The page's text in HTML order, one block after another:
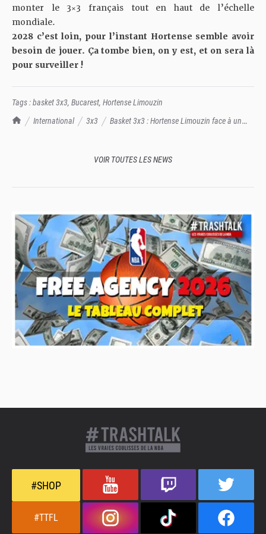
TrashTalk Actu NBA
International 3x3
Basket 3x3 : Hortense Limouzin face à un
monter le 3×3 français tout en haut de l’échelle
mondiale.
2028 c’est loin, pour l’instant Hortense semble avoir
besoin de jouer. Ça tombe bien, on y est, et on sera là
pour surveiller !
Tags :basket 3x3, Bucarest, Hortense Limouzin
VOIR TOUTES LES NEWS
#SHOP
#TTFL